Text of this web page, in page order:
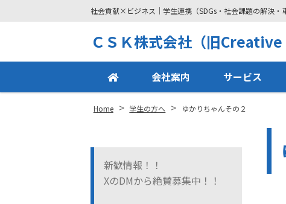
社会貢献×ビジネス｜学生連携（SDGs・社会課題の解決・
ＣＳＫ株式会社（旧
会社案内 サービス
Home > 学生の方へ > ゆかりちゃんその２
新歓情報！！
XのDMから絶賛募集中！！
Footer